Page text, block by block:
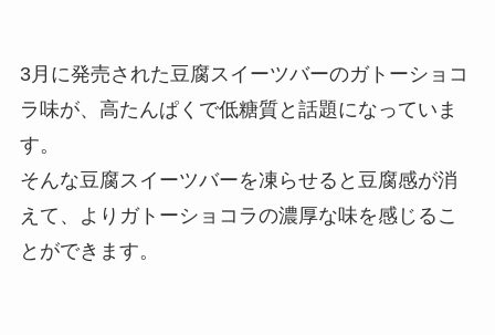
3月に発売された豆腐スイーツバーのガトーショコ
ラ味が、高たんぱくで低糖質と話題になっていま
す。
そんな豆腐スイーツバーを凍らせると豆腐感が消
えて、よりガトーショコラの濃厚な味を感じるこ
とができます。